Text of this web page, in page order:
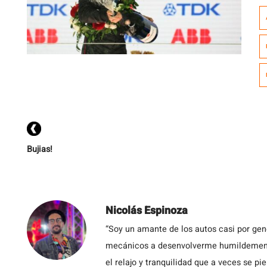
Bujias!
Nicolás Espinoza
“Soy un amante de los autos casi por
mecánicos a desenvolverme
el relajo y tranquilidad que a veces se